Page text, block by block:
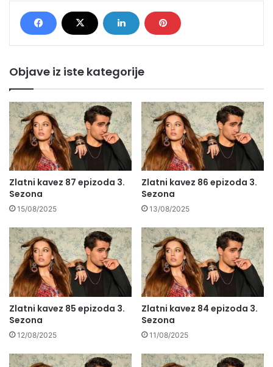
Objave iz iste kategorije
Zlatni kavez 87 epizoda 3.
Sezona
15/08/2025
Zlatni kavez 86 epizoda 3.
Sezona
13/08/2025
Zlatni kavez 85 epizoda 3.
Sezona
12/08/2025
Zlatni kavez 84 epizoda 3.
Sezona
11/08/2025